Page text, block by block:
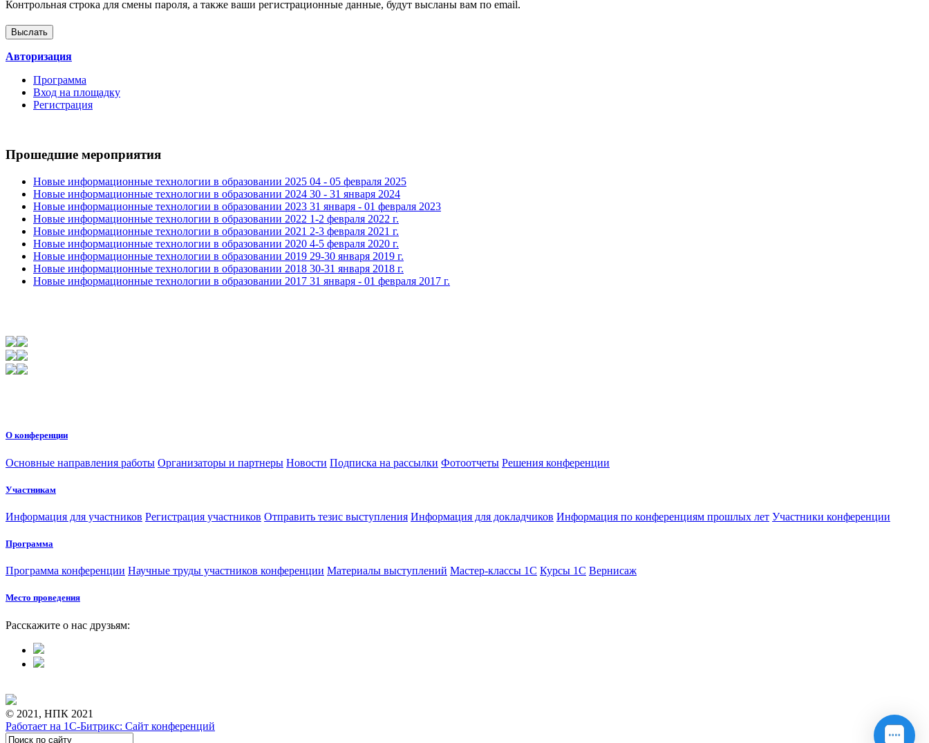
Контрольная строка для смены пароля, а также ваши регистрационные данные, будут высланы вам по email.
Авторизация
Программа
Вход на площадку
Регистрация
Прошедшие мероприятия
Новые информационные технологии в образовании 2025 04 - 05 февраля 2025
Новые информационные технологии в образовании 2024 30 - 31 января 2024
Новые информационные технологии в образовании 2023 31 января - 01 февраля 2023
Новые информационные технологии в образовании 2022 1-2 февраля 2022 г.
Новые информационные технологии в образовании 2021 2-3 февраля 2021 г.
Новые информационные технологии в образовании 2020 4-5 февраля 2020 г.
Новые информационные технологии в образовании 2019 29-30 января 2019 г.
Новые информационные технологии в образовании 2018 30-31 января 2018 г.
Новые информационные технологии в образовании 2017 31 января - 01 февраля 2017 г.
О конференции
Основные направления работы Организаторы и партнеры Новости Подписка на рассылки Фотоотчеты Решения конференции
Участникам
Информация для участников Регистрация участников Отправить тезис выступления Информация для докладчиков Информация по конференциям прошлых лет Участники конференции
Программа
Программа конференции Научные труды участников конференции Материалы выступлений Мастер-классы 1С Курсы 1С Вернисаж
Место проведения
Расскажите о нас друзьям:
© 2021, НПК 2021
Работает на 1С-Битрикс: Сайт конференций